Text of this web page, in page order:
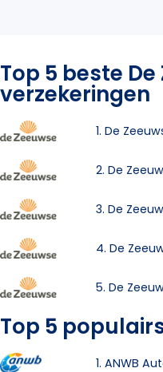
Top 5 beste De
verzekeringen
1. De
2. De
3. De
4. De
5. De
Top 5
1. ANWB